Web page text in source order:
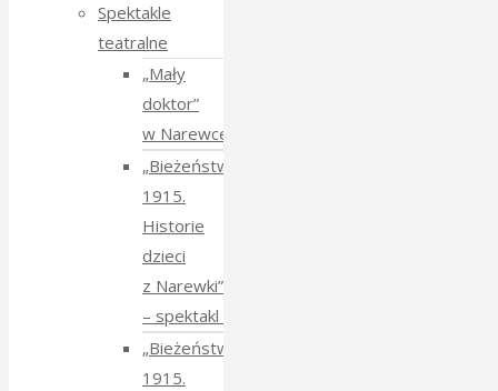
Spektakle
teatralne
„Mały
doktor”
w Narewce
„Bieżeństwo
1915.
Historie
dzieci
z Narewki”
⁠–⁠ spektakl teatralny
„Bieżeństwo
1915.